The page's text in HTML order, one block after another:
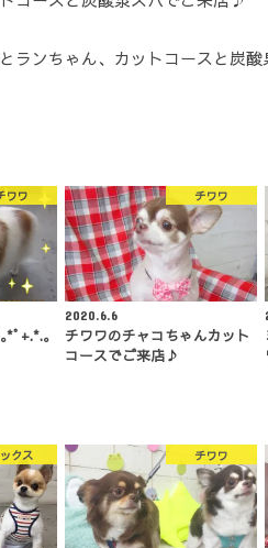
ランちゃん、カットコースと炭
ワワ
*ﾟ+.*.｡
チワワ
2020.6.6
チワワのチャコちゃんカット
コースでご来店♪
クス チワワ